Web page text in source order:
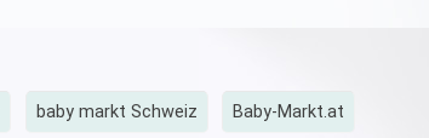
baby markt Schweiz Baby-Markt.at